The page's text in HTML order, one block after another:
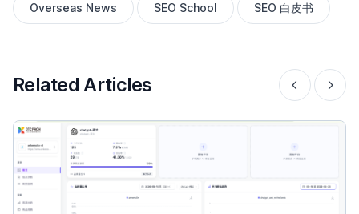
Overseas News SEO School SEO 白皮书
Related Articles